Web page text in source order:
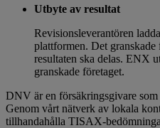
Utbyte av resultat
Revisionsleverantören
plattformen. Det granskade
resultaten ska delas. ENX
granskade företaget.
DNV är en försäkringsgivare som
Genom vårt nätverk av lokala
tillhandahålla TISAX-